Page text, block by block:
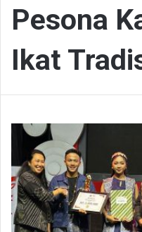
Pesona
Ikat